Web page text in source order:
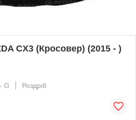
CX3 (Кросовер) (2015 - )
G
Роздріб